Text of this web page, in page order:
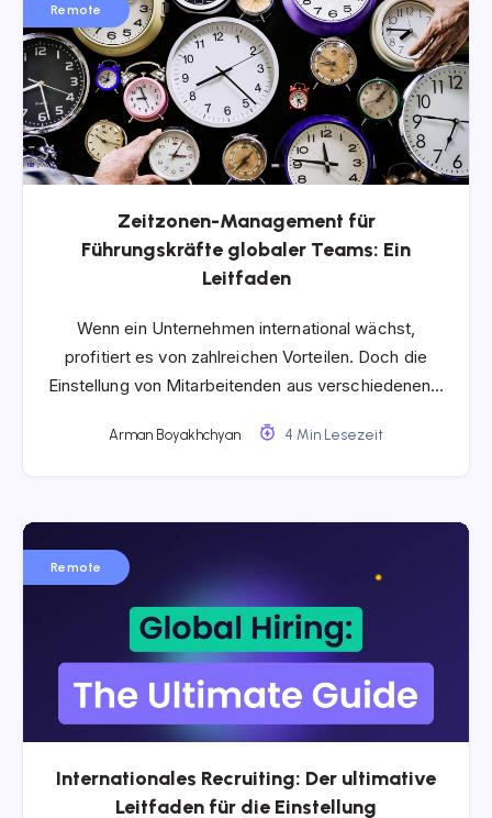
Remote
Zeitzonen-Management für
Führungskräfte globaler Teams: Ein
Leitfaden
Wenn ein Unternehmen international wächst,
profitiert es von zahlreichen Vorteilen. Doch die
Einstellung von Mitarbeitenden aus verschiedenen…
Arman Boyakhchyan 4 Min Lesezeit
Remote
Internationales Recruiting: Der ultimative
Leitfaden für die Einstellung